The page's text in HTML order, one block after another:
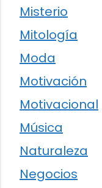
Misterio
Mitología
Moda
Motivación
Motivacional
Música
Naturaleza
Negocios